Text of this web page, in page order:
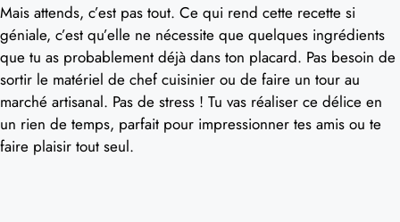
Mais attends, c’est pas tout. Ce qui rend cette recette si
géniale, c’est qu’elle ne nécessite que quelques ingrédients
que tu as probablement déjà dans ton placard. Pas besoin de
sortir le matériel de chef cuisinier ou de faire un tour au
marché artisanal. Pas de stress ! Tu vas réaliser ce délice en
un rien de temps, parfait pour impressionner tes amis ou te
faire plaisir tout seul.